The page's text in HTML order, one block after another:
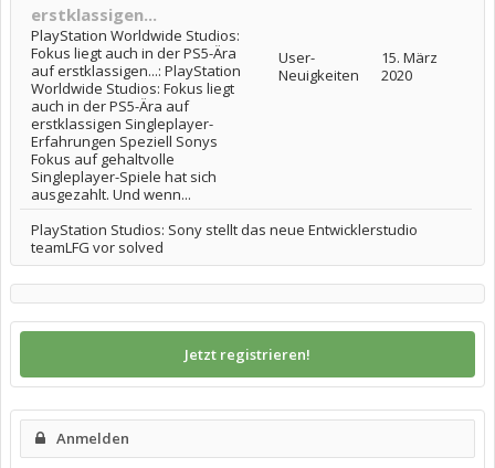
erstklassigen...
PlayStation Worldwide Studios:
Fokus liegt auch in der PS5-Ära
auf erstklassigen...: PlayStation
Worldwide Studios: Fokus liegt
auch in der PS5-Ära auf
erstklassigen Singleplayer-
Erfahrungen Speziell Sonys
Fokus auf gehaltvolle
Singleplayer-Spiele hat sich
ausgezahlt. Und wenn...
User-
Neuigkeiten
15. März
2020
PlayStation Studios: Sony stellt das neue Entwicklerstudio
teamLFG vor solved
Jetzt registrieren!
Anmelden